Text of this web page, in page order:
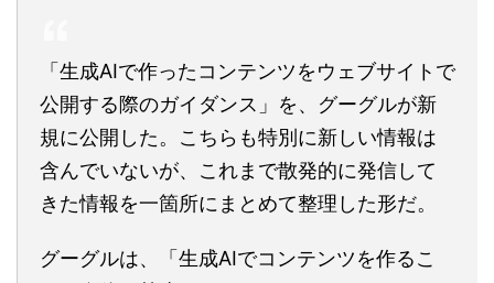
「生成AIで作ったコンテンツをウェブサイトで
公開する際のガイダンス」を、グーグルが新
規に公開した。こちらも特別に新しい情報は
含んでいないが、これまで散発的に発信して
きた情報を一箇所にまとめて整理した形だ。
グーグルは、「生成AIでコンテンツを作るこ